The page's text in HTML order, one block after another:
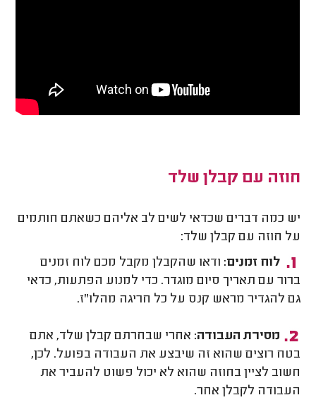
חוזה עם קבלן שלד
יש כמה דברים שכדאי לשים לב אליהם כשאתם חותמים
על חוזה עם קבלן שלד:
לוח זמנים: ודאו שהקבלן מקבל מכם לוח זמנים
ברור עם תאריך סיום מוגדר. כדי למנוע הפתעות, כדאי
גם להגדיר מראש קנס על כל חריגה מהלו"ז.
מסירת העבודה: אחרי שבחרתם קבלן שלד, אתם
בטח רוצים שהוא זה שיבצע את העבודה בפועל. לכן,
חשוב לציין בחוזה שהוא לא יכול פשוט להעביר את
העבודה לקבלן אחר.